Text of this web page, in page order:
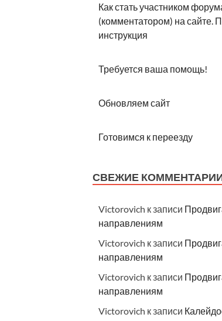
Как стать участником
(комментатором) на сайте.
инструкция
Требуется ваша помощь!
Обновляем сайт
Готовимся к переезду
СВЕЖИЕ
Victorovich к записи
направлениям
Victorovich к записи
направлениям
Victorovich к записи
направлениям
Victorovich к записи